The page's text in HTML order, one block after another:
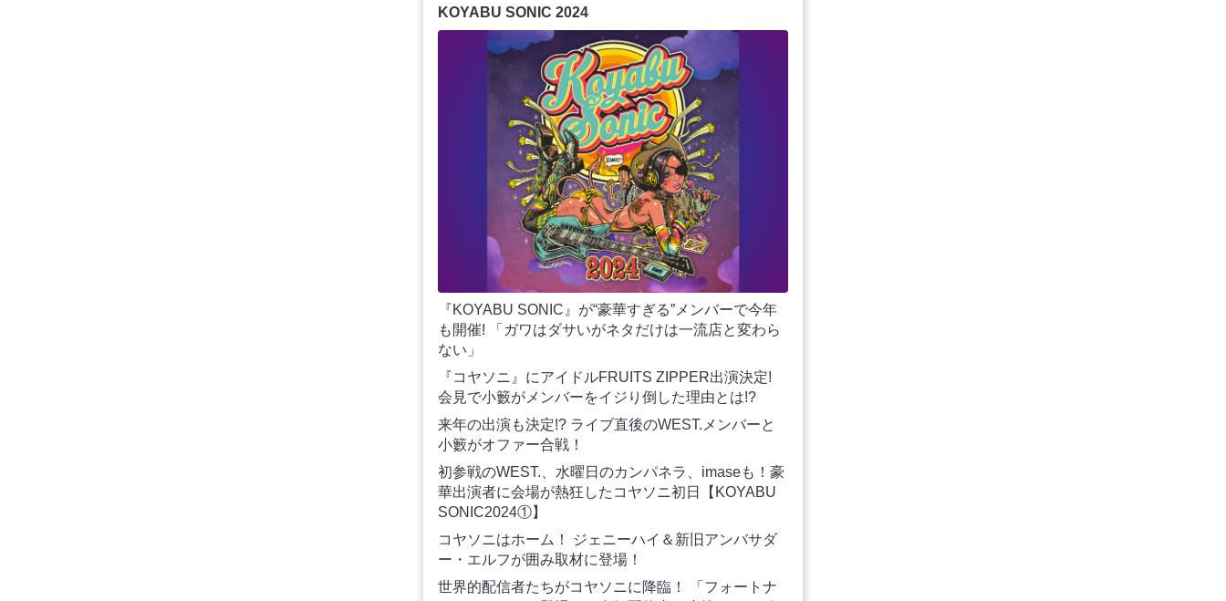
KOYABU SONIC 2024
『KOYABU SONIC』が“豪華すぎる”メンバーで今年
も開催! 「ガワはダサいがネタだけは一流店と変わら
ない」
『コヤソニ』にアイドルFRUITS ZIPPER出演決定!
会見で小籔がメンバーをイジり倒した理由とは!?
来年の出演も決定!? ライブ直後のWEST.メンバーと
小籔がオファー合戦！
初参戦のWEST.、水曜日のカンパネラ、imaseも！豪
華出演者に会場が熱狂したコヤソニ初日【KOYABU
SONIC2024①】
コヤソニはホーム！ ジェニーハイ＆新旧アンバサダ
ー・エルフが囲み取材に登場！
世界的配信者たちがコヤソニに降臨！ 「フォートナ